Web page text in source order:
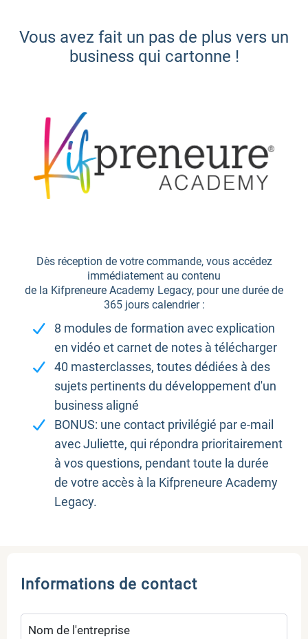
Vous avez fait un pas de plus vers un
business qui cartonne !
Dès réception de votre commande, vous accédez
immédiatement au contenu
de la Kifpreneure Academy Legacy, pour une durée de
365 jours calendrier :
8 modules de formation avec explication
en vidéo et carnet de notes à télécharger
40 masterclasses, toutes dédiées à des
sujets pertinents du développement d'un
business aligné
BONUS: une contact privilégié par e-mail
avec Juliette, qui répondra prioritairement
à vos questions, pendant toute la durée
de votre accès à la Kifpreneure Academy
Legacy.
Informations de contact